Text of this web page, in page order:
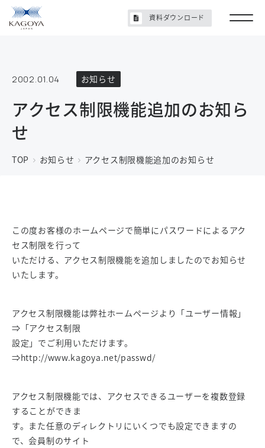
2002.01.04 お知らせ
アクセス制限機能追加のお知ら
せ
TOP お知らせ アクセス制限機能追加のお知らせ
この度お客様のホームページで簡単にパスワードによるアク
セス制限を行って
いただける、アクセス制限機能を追加しましたのでお知らせ
いたします。
アクセス制限機能は弊社ホームページより「ユーザー情報」
⇒「アクセス制限
設定」でご利用いただけます。
⇒http://www.kagoya.net/passwd/
アクセス制限機能では、アクセスできるユーザーを複数登録
することができま
す。また任意のディレクトリにいくつでも設定できますの
で、会員制のサイト
資料ダウンロード